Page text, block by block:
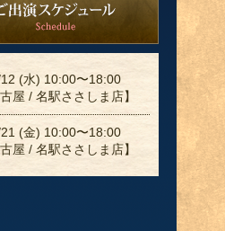
(水) 10:00〜18:00
古屋 / 名駅ささしま店】
(金) 10:00〜18:00
古屋 / 名駅ささしま店】